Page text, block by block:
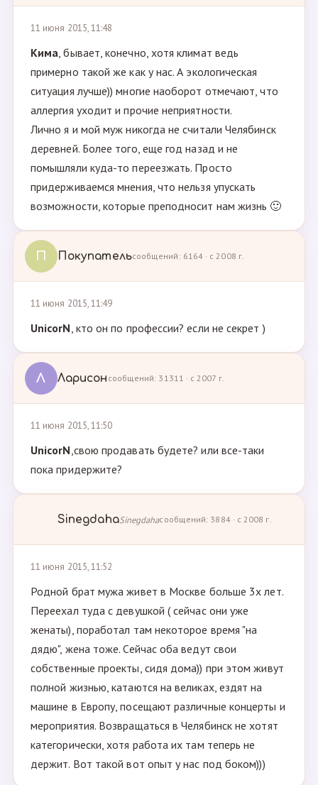
11 июня 2015, 11:48
Кима, бывает, конечно, хотя климат ведь
примерно такой же как у нас. А экологическая
ситуация лучше)) многие наоборот отмечают, что
аллергия уходит и прочие неприятности.
Лично я и мой муж никогда не считали Челябинск
деревней. Более того, еще год назад и не
помышляли куда-то переезжать. Просто
придерживаемся мнения, что нельзя упускать
возможности, которые преподносит нам жизнь 🙂
П Покупательсообщений: 6164 · с 2008 г.
11 июня 2015, 11:49
UnicorN, кто он по профессии? если не секрет )
Л Ларисон сообщений: 31311 · с 2007 г.
11 июня 2015, 11:50
UnicorN,свою продавать будете? или все-таки
пока придержите?
SinegdahaSinegdahaсообщений: 3884 · с 2008 г.
11 июня 2015, 11:52
Родной брат мужа живет в Москве больше 3х лет.
Переехал туда с девушкой ( сейчас они уже
женаты), поработал там некоторое время "на
дядю", жена тоже. Сейчас оба ведут свои
собственные проекты, сидя дома)) при этом живут
полной жизнью, катаются на великах, ездят на
машине в Европу, посещают различные концерты и
мероприятия. Возвращаться в Челябинск не хотят
категорически, хотя работа их там теперь не
держит. Вот такой вот опыт у нас под боком)))